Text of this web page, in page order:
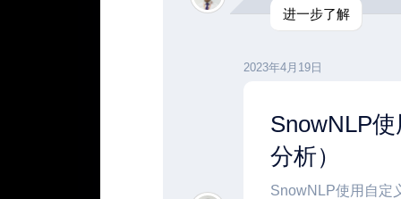
进一步了解
2023年4月19日
SnowNLP
分析）
SnowNLP使用自定